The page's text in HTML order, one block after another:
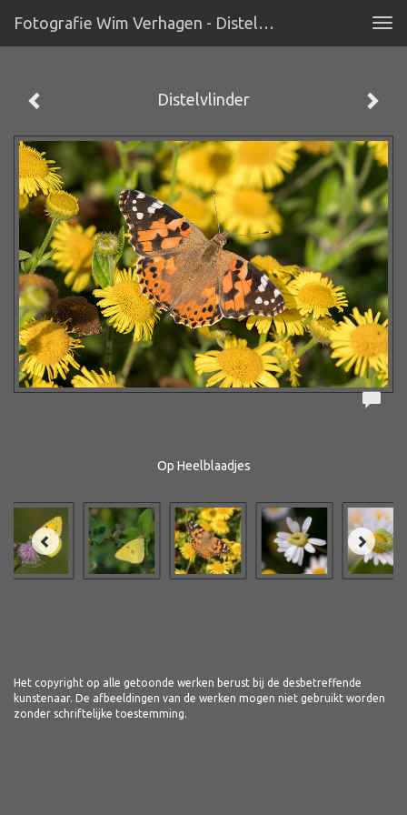
Fotografie Wim Verhagen - Distelvlinder
Distelvlinder
Op Heelblaadjes
Het copyright op alle getoonde werken berust bij de desbetreffende
kunstenaar. De afbeeldingen van de werken mogen niet gebruikt worden
zonder schriftelijke toestemming.